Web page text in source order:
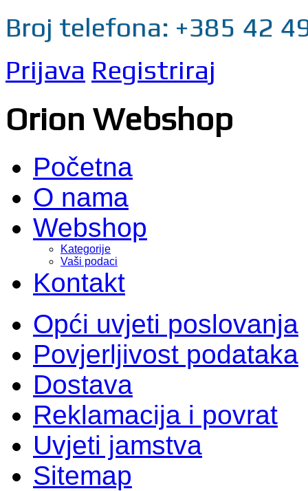
Broj telefona: +385 42
Prijava Registriraj
Orion Webshop
Početna
O nama
Webshop
Kategorije
Vaši podaci
Kontakt
Opći uvjeti poslovanja
Povjerljivost podataka
Dostava
Reklamacija i povrat
Uvjeti jamstva
Sitemap